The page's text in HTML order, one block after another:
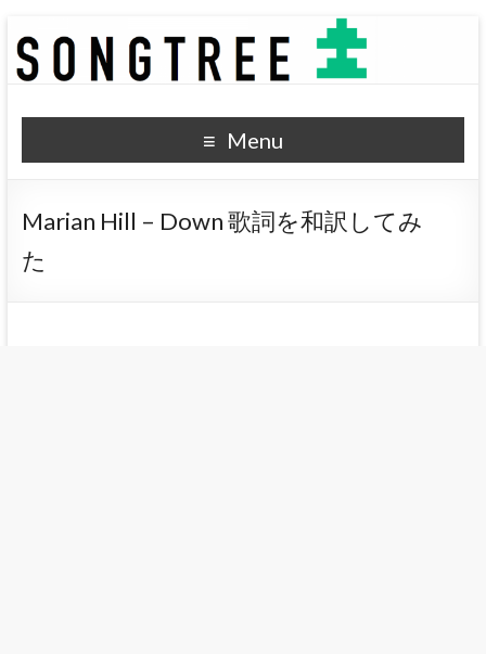
SONGTREE
洋楽歌詞の和訳なら
Menu
Marian Hill – Down 歌詞を和訳してみ
た